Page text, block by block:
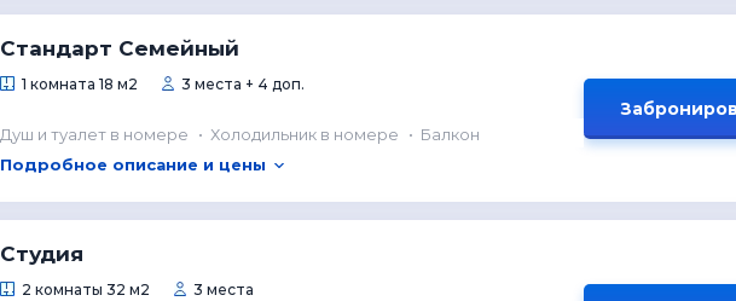
Стандарт Семейный
1 комната 18 м2 3 места + 4 доп.
Душ и туалет в номере Холодильник в номере
Балкон
Подробное описание и цены
Студия
2 комнаты 32 м2 3 места